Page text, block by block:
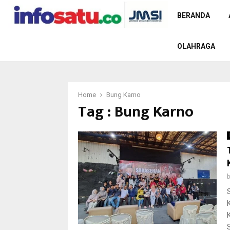
BERANDA
OLAHRAGA
Home Bung Karno
Tag : Bung Karno